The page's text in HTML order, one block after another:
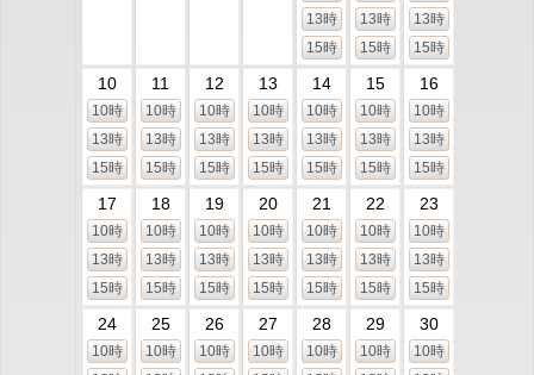
13時
15時
13時
15時
13時
15時
10
10時
13時
15時
11
10時
13時
15時
12
10時
13時
15時
13
10時
13時
15時
14
10時
13時
15時
15
10時
13時
15時
16
10時
13時
15時
17
10時
13時
15時
18
10時
13時
15時
19
10時
13時
15時
20
10時
13時
15時
21
10時
13時
15時
22
10時
13時
15時
23
10時
13時
15時
24
10時
25
10時
26
10時
27
10時
28
10時
29
10時
30
10時